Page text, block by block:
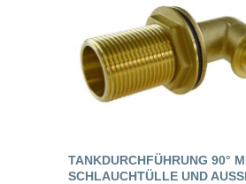
TANKDURCHFÜHRUNG 90°
SCHLAUCHTÜLLE UND